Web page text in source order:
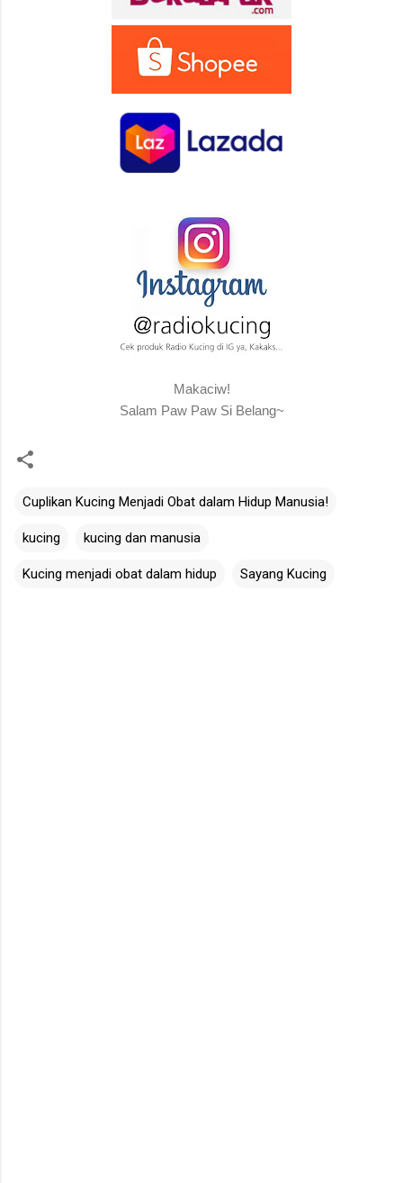
Makaciw!
Salam Paw Paw Si Belang~
Cuplikan Kucing Menjadi Obat dalam Hidup Manusia!
kucing kucing dan manusia
Kucing menjadi obat dalam hidup Sayang Kucing